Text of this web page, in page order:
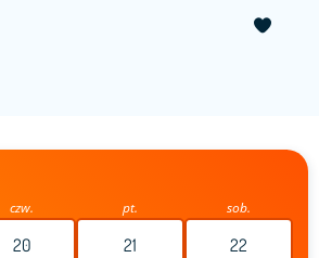
czw.
20
pt.
21
sob.
22